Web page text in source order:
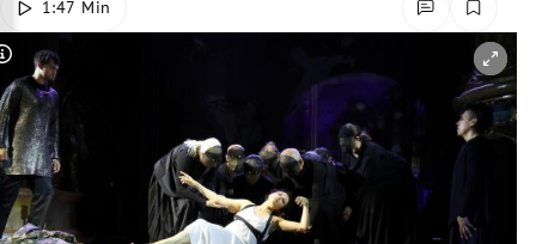
Untermenü
Untermenü
Untermenü
Untermenü
1:47 Min
Copyright-Hinweis öffnen/schließen